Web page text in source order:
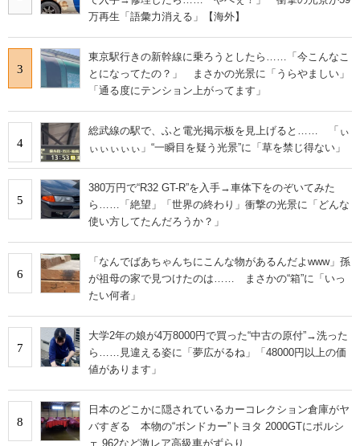
万再生「語彙力消える」【海外】
3
東京駅行きの新幹線に乗ろうとしたら……「今こんなこ
とになってたの？」 まさかの光景に「うらやましい」
「通る度にテンション上がってます」
4
総武線の駅で、ふと電光掲示板を見上げると…… 「ぃ
ぃぃぃぃぃ」“一瞬目を疑う光景”に「草を禁じ得ない」
5
380万円で“R32 GT-R”を入手→車体下をのぞいてみた
ら……「絶望」「世界の終わり」衝撃の光景に「どんな
使い方してたんだろうか？」
6
「なんでばあちゃんちにこんな物があるんだよwww」孫
が祖母の家で見つけたのは…… まさかの“箱”に「いっ
たい何者」
7
大学2年の娘が4万8000円で買った“中古の原付”→洗った
ら……見違える姿に「夢広がるね」「48000円以上の価
値があります」
8
日本のどこかに隠されているカーコレクション倉庫がヤ
バすぎる 本物の“ボンドカー”トヨタ 2000GTにポルシ
ェ 962など激レア高級車がずらり